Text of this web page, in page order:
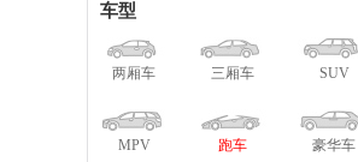
车型
两厢车 三厢车 SUV
MPV 跑车 豪华车